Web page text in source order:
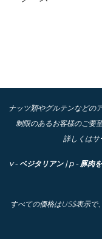
ナッツ類やグルテンなどの
制限のあるお客様のご要
詳しくはサ
v - ベジタリアン | p - 豚肉
すべての価格はUS$表示で